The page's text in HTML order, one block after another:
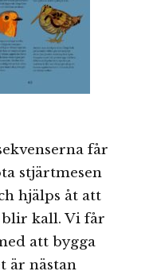
får
stjärtmesen
hjälps åt att
kall. Vi får
att bygga
är nästan